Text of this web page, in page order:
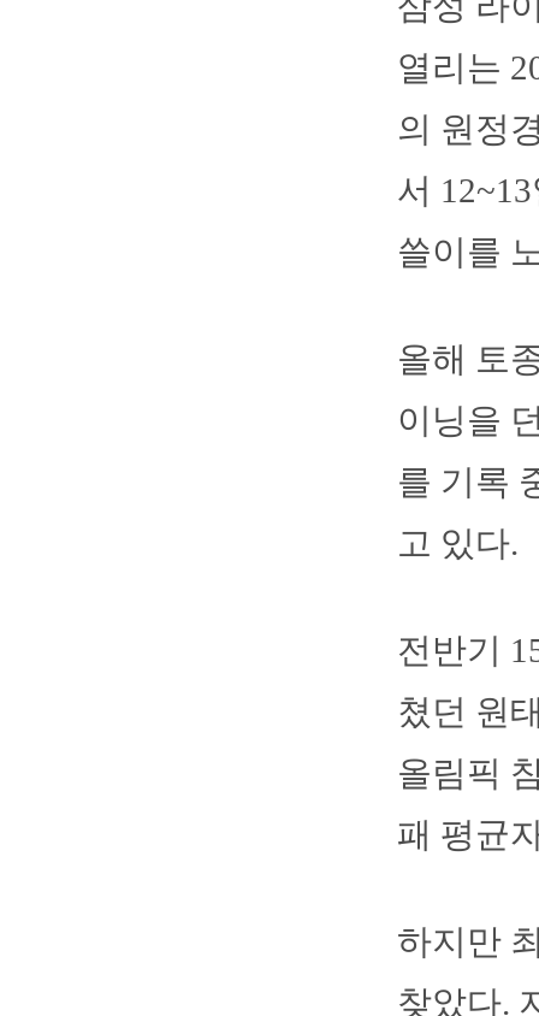
열리는
의 원정
서
쓸이를
올해 토
이닝을
를 기록
고 있다.
전반기
쳤던 원
올림픽
패 평균
하지만
찾았다.